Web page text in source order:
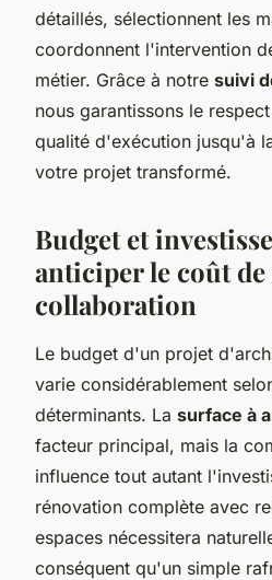
détaillés, sélectionnent les
coordonnent l'intervention
métier. Grâce à notre suivi
nous garantissons le
qualité d'exécution jusqu'à
votre projet transformé.
Budget et
anticiper le coût de
collaboration
Le budget d'un projet
varie considérablement
déterminants. La surface à
facteur principal, mais la
influence tout autant
rénovation complète avec
espaces nécessitera
conséquent qu'un simple